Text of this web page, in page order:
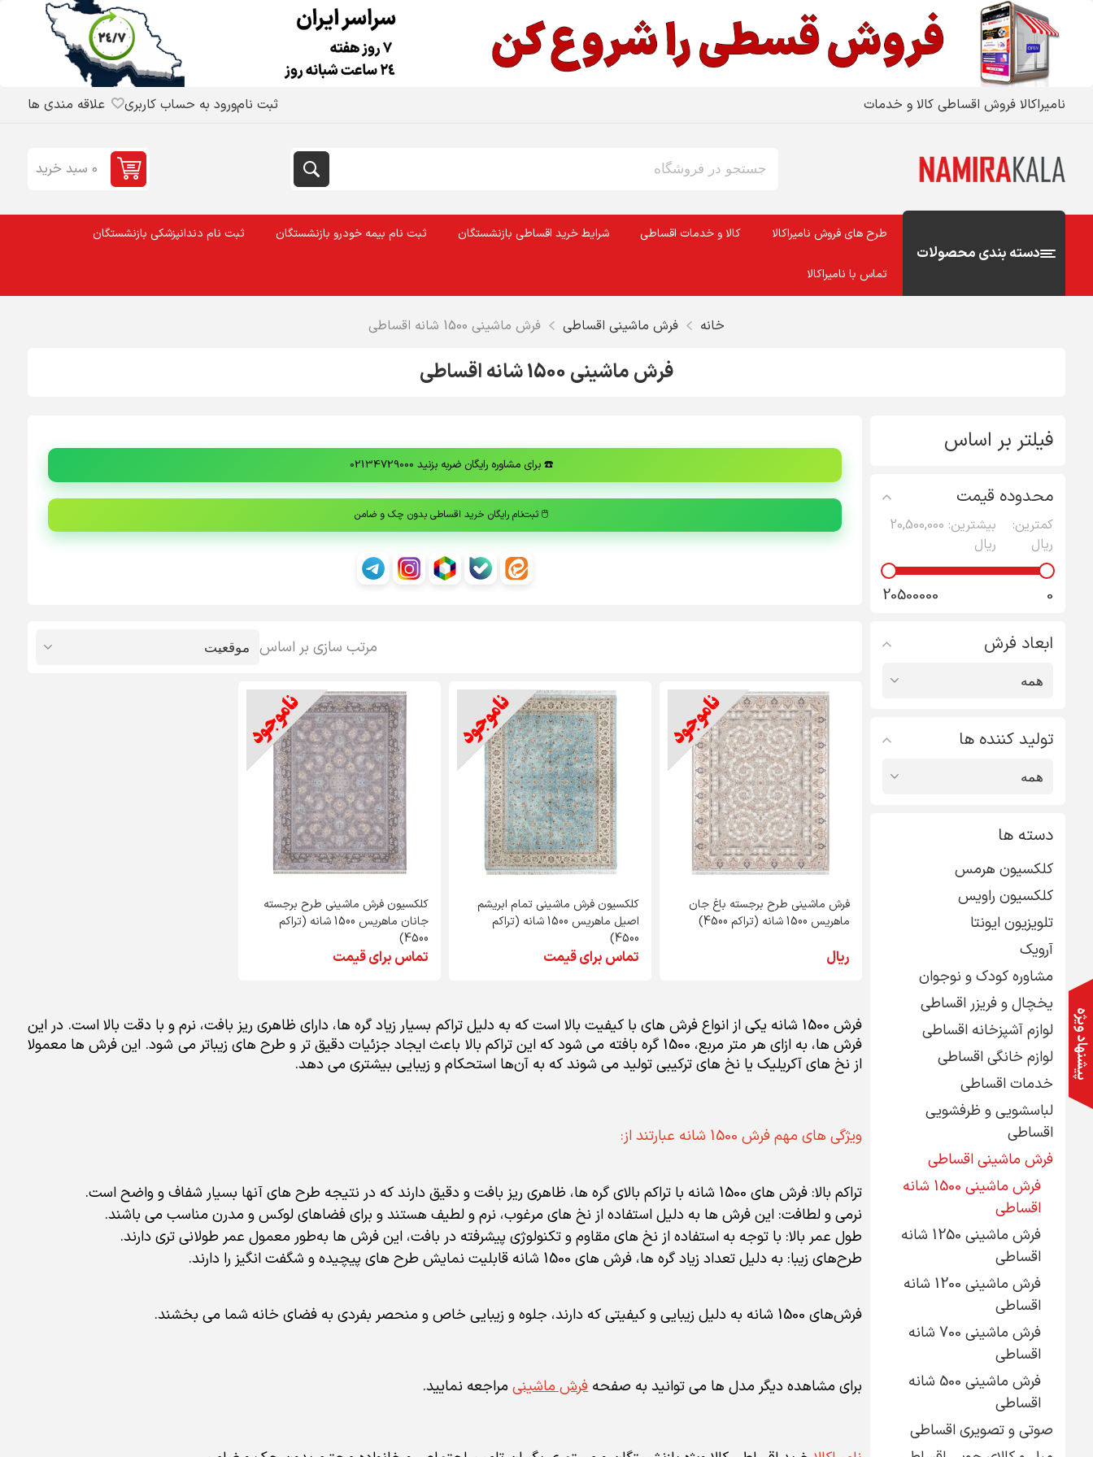
نامیراکالا فروش اقساطی کالا و خدمات ثبت نامورود به حساب کاربری علاقه مندی ها
0 سبد خرید
دسته بندی محصولات
طرح های فروش نامیراکالا کالا و خدمات اقساطی شرایط خرید اقساطی بازنشستگان ثبت نام بیمه خودرو بازنشستگان ثبت نام دندانپزشکی بازنشستگان
تماس با نامیراکالا
خانه فرش ماشینی اقساطی فرش ماشینی 1500 شانه اقساطی
فیلتر بر اساس
محدوده قیمت
کمترین:
ریال
بیشترین: 20,500,000
ریال
0
20500000
ابعاد فرش
تولید کننده ها
دسته ها
کلکسیون هرمس
کلکسیون راویس
تلویزیون ایونتا
آرویک
مشاوره کودک و نوجوان
یخچال و فریزر اقساطی
لوازم آشپزخانه اقساطی
لوازم خانگی اقساطی
خدمات اقساطی
لباسشویی و ظرفشویی
اقساطی
فرش ماشینی اقساطی
فرش ماشینی 1500 شانه
اقساطی
فرش ماشینی 1250 شانه
اقساطی
فرش ماشینی 1200 شانه
اقساطی
فرش ماشینی 700 شانه
اقساطی
فرش ماشینی 500 شانه
اقساطی
صوتی و تصویری اقساطی
فرش ماشینی 1500 شانه اقساطی
☎️برای مشاوره رایگان ضربه بزنید 02134729000
🖱️ثبت‌نام رایگان خرید اقساطی بدون چک و ضامن
مرتب سازی بر اساس
فرش ماشینی طرح برجسته باغ جان
ماهریس 1500 شانه (تراکم 4500)
ریال
کلکسیون فرش ماشینی تمام ابریشم
اصیل ماهریس 1500 شانه (تراکم
4500)
تماس برای قیمت
کلکسیون فرش ماشینی طرح برجسته
جانان ماهریس 1500 شانه (تراکم
4500)
تماس برای قیمت
فرش 1500 شانه یکی از انواع فرش های با کیفیت بالا است که به دلیل تراکم بسیار زیاد گره ها، دارای ظاهری ریز بافت، نرم و با دقت بالا است. در این
فرش ها، به ازای هر متر مربع، 1500 گره بافته می شود که این تراکم بالا باعث ایجاد جزئیات دقیق تر و طرح های زیباتر می شود. این فرش ها معمولا
از نخ های آکریلیک یا نخ های ترکیبی تولید می شوند که به آن‌ها استحکام و زیبایی بیشتری می دهد.
ویژگی های مهم فرش 1500 شانه عبارتند از:
تراکم بالا: فرش های 1500 شانه با تراکم بالای گره ها، ظاهری ریز بافت و دقیق دارند که در نتیجه طرح های آنها بسیار شفاف و واضح است.
نرمی و لطافت: این فرش ها به دلیل استفاده از نخ های مرغوب، نرم و لطیف هستند و برای فضاهای لوکس و مدرن مناسب می باشند.
طول عمر بالا: با توجه به استفاده از نخ های مقاوم و تکنولوژی پیشرفته در بافت، این فرش ها به‌طور معمول عمر طولانی تری دارند.
طرح‌های زیبا: به دلیل تعداد زیاد گره ها، فرش های 1500 شانه قابلیت نمایش طرح های پیچیده و شگفت انگیز را دارند.
فرش‌های 1500 شانه به دلیل زیبایی و کیفیتی که دارند، جلوه و زیبایی خاص و منحصر بفردی به فضای خانه شما می بخشند.
برای مشاهده دیگر مدل ها می توانید به صفحهفرش ماشینیمراجعه نمایید.
پیشنهاد ویژه